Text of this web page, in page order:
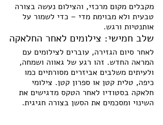
מקבלים מקום מרכזי, והצילום נעשה בצורה
טבעית ולא מבוימת מדי – כדי לשמור על
אותנטיות ורגש.
שלב חמישי: צילומים לאחר החלאקה
לאחר סיום הגזירה, עוברים לצילומים עם
המראה החדש. זהו רגע של גאווה ושמחה,
ולעיתים משלבים אביזרים מסורתיים כמו
כיפה, טלית קטן או ספרון קטן. צילומי
חלאקה בסטודיו לאחר הטקס מדגישים את
השינוי ומסכמים את הסשן בצורה חגיגית.